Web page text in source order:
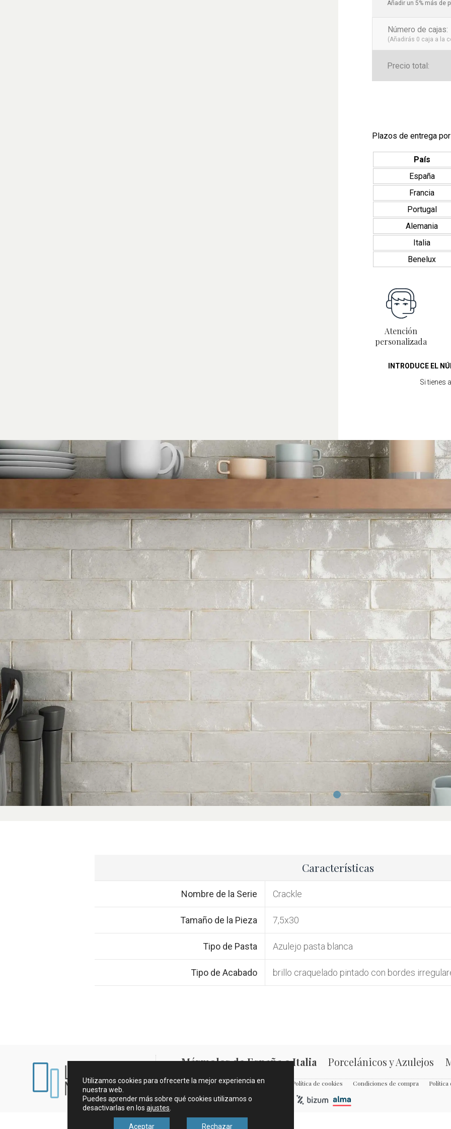
Instalación y
con mucho tráfico.
Añadir un 5% más de
Número de cajas:
(Añadirás 0 caja a la
Precio total:
Plazos de entrega
País
España
Francia
Portugal
Alemania
Italia
Benelux
Atención
personalizada
INTRODUCE EL
Si tienes
Características
Nombre de la Serie Crackle
Tamaño de la Pieza 7,5x30
Tipo de Pasta Azulejo pasta blanca
Tipo de Acabado brillo craquelado pintado con bordes
Mármoles de España e Italia Porcelánicos y Azulejos
Aviso legal y condiciones de compra Política de cookies Condiciones de compra Política
Utilizamos cookies para ofrecerte la mejor experiencia en
nuestra web.
Puedes aprender más sobre qué cookies utilizamos o
desactivarlas en losajustes
Aceptar Rechazar